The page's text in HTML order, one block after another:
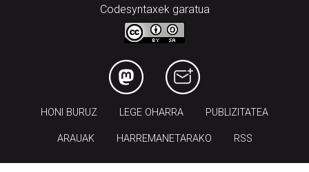
Codesyntaxek garatua
HONI BURUZ LEGE OHARRA PUBLIZITATEA
ARAUAK HARREMANETARAKO RSS